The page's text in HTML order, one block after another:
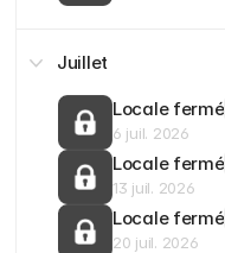
Juillet
Locale fermé
6 juil. 2026
Locale fermé
13 juil. 2026
Locale fermé
20 juil. 2026